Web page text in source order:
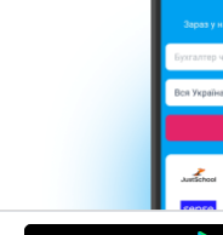
Контакти
Новини Work.ua
Роботодавцю
© 2006–2026